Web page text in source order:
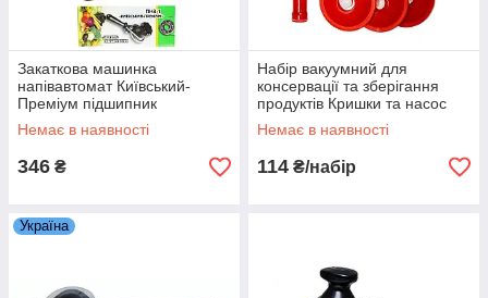
Закаткова машинка
напівавтомат Київський-
Преміум підшипник
Немає в наявності
346 ₴
Набір вакуумний для
консервації та зберігання
продуктів Кришки та насос
Немає в наявності
114 ₴/набір
Україна